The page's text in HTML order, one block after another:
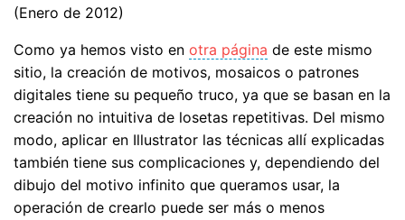
(Enero de 2012)
Como ya hemos visto en otra página de este mismo
sitio, la creación de motivos, mosaicos o patrones
digitales tiene su pequeño truco, ya que se basan en la
creación no intuitiva de losetas repetitivas. Del mismo
modo, aplicar en Illustrator las técnicas allí explicadas
también tiene sus complicaciones y, dependiendo del
dibujo del motivo infinito que queramos usar, la
operación de crearlo puede ser más o menos